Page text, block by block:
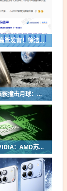
网友吐槽质疑高管发言！徐洁云回应“孩go”言论争议：是小米用户宠物名
SpaceX火箭残骸撞击月球：留下直径约30米巨坑
马斯克独宠NVIDIA：AMD苏姿丰淡定回应